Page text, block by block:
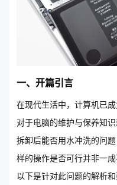
一、开篇引言
在现代生活中，计算机已
对于电脑的维护与保养知
拆卸后能否用水冲洗的问
样的操作是否可行并非一
以下是针对此问题的解析和